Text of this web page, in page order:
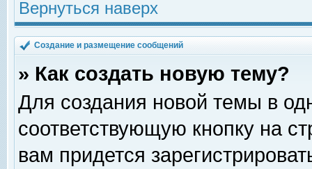
Вернуться наверх
Создание и размещение сообщений
» Как создать новую тему?
Для создания новой темы в
соответствующую кнопку на
вам придется